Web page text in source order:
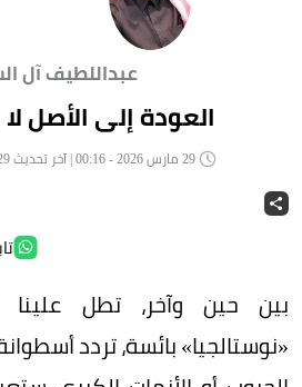
عبداللطيف آل
العودة إلى الأصل
بين حين وآخر، تطل
«نوستالجيا» بائسة، تردد